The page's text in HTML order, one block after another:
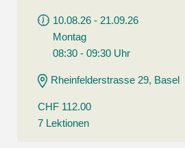
10.08.26 - 21.09.26
Montag
08:30 - 09:30 Uhr
Rheinfelderstrasse 29, Basel
CHF 112.00
7 Lektionen